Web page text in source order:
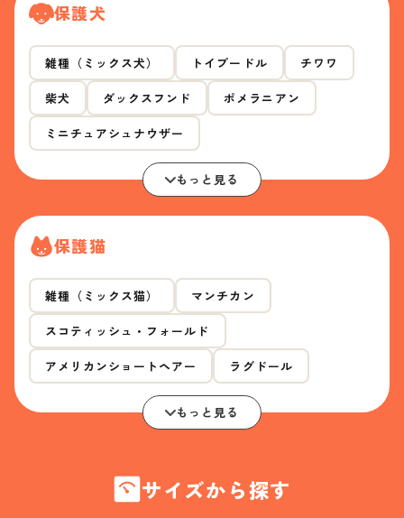
保護犬
雑種（ミックス犬） トイプードル チワワ
柴犬 ダックスフンド ポメラニアン
ミニチュアシュナウザー
もっと見る
保護猫
雑種（ミックス猫） マンチカン
スコティッシュ・フォールド
アメリカンショートヘアー ラグドール
もっと見る
サイズから探す